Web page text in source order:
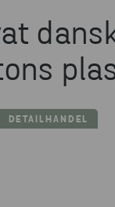
DETAILHANDEL